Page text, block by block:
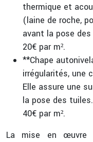
thermique et
(laine de roche,
avant la pose
20€ par m².
**Chape
irrégularités, une
Elle assure une
la pose des
40€ par m².
La mise en œuvre